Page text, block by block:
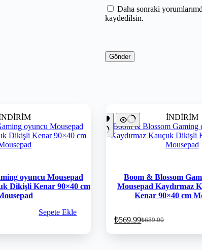
Daha sonraki
kaydedilsin.
Gönder
oyuncu Mousepad
Dikişli Kenar 90×40 cm
Sepete Ekle
İNDİRİM
Boom & Blossom
Mousepad Kaydırmaz
Kenar 90×40 cm
₺689.00
₺569.99